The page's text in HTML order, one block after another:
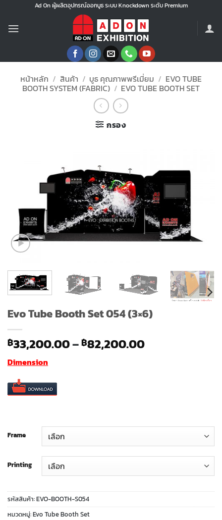
ยัง
Ad On ผู้ผลิตอุปกรณ์ออกบูธ ระบบ Knockdown ระดับ Premium
หน้าหลัก / สินค้า / บูธ คุณภาพพรีเมี่ยม / EVO TUBE
BOOTH SYSTEM (FABRIC) / EVO TUBE BOOTH SET
กรอง
Evo Tube Booth Set 054 (3×6)
฿33,200.00–฿82,200.00Price
Dimension
Frame
Printing
รหัสสินค้า:EVO-BOOTH-S054
หมวดหมู่:Evo Tube Booth Set